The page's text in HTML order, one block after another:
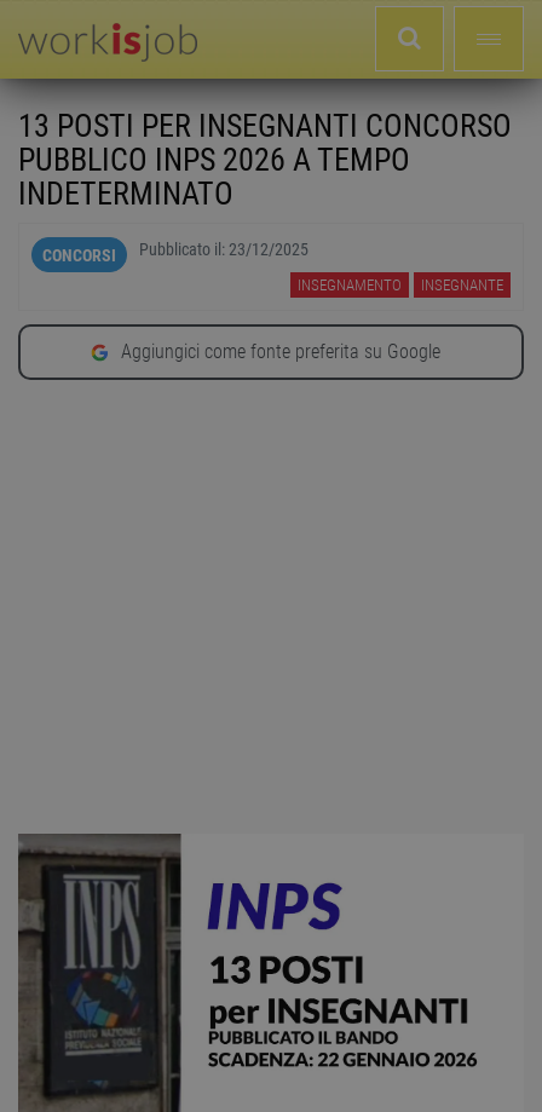
13 POSTI PER INSEGNANTI CONCORSO
PUBBLICO INPS 2026 A TEMPO
INDETERMINATO
CONCORSI Pubblicato il: 23/12/2025
INSEGNAMENTO INSEGNANTE
Aggiungici come fonte preferita su Google